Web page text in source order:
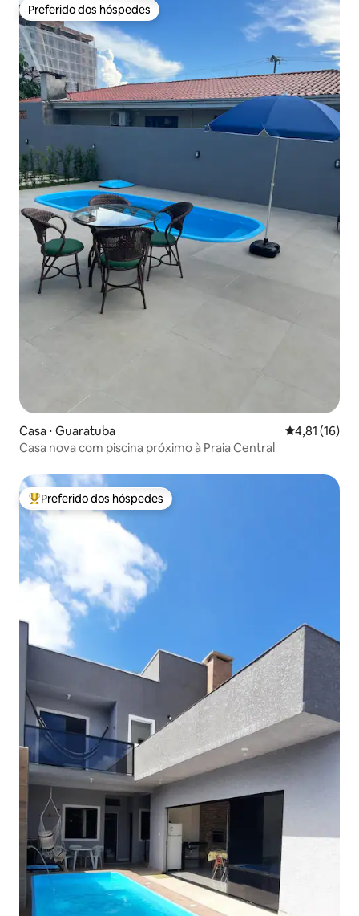
Preferido dos hóspedes
Preferido dos hóspedes
Casa ⋅ Guaratuba 4,81 de uma
4,81 (16)
Casa nova com piscina próximo à Praia Central
Entre os melhores preferidos dos hóspedes
Preferido dos hóspedes